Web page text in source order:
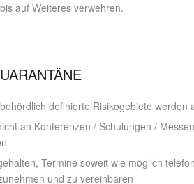
auf Weiteres verwehren.
definierte Risikogebiete
an Konferenzen / Schulungen /
Termine soweit wie möglich
und zu vereinbaren